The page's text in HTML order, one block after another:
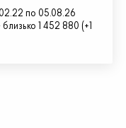
по 05.08.26
1 452 880 (+1